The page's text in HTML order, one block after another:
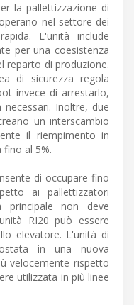
la pallettizzazione di
nel settore dei
L'unità include
per una coesistenza
reparto di produzione.
di sicurezza regola
invece di arrestarlo,
Inoltre, due
un interscambio
il riempimento in
fino al 5%.
di occupare fino
ai pallettizzatori
principale non deve
RI20 può essere
elevatore. L'unità di
in una nuova
velocemente rispetto
utilizzata in più linee